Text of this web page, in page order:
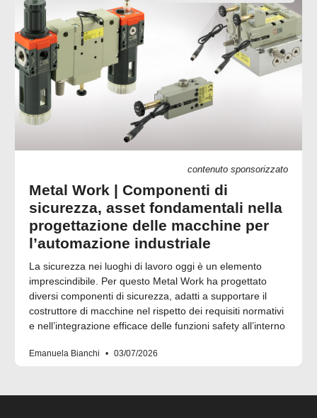
contenuto sponsorizzato
Metal Work | Componenti di
sicurezza, asset fondamentali nella
progettazione delle macchine per
l’automazione industriale
La sicurezza nei luoghi di lavoro oggi è un elemento
imprescindibile. Per questo Metal Work ha progettato
diversi componenti di sicurezza, adatti a supportare il
costruttore di macchine nel rispetto dei requisiti normativi
e nell’integrazione efficace delle funzioni safety all’interno
Emanuela Bianchi 03/07/2026